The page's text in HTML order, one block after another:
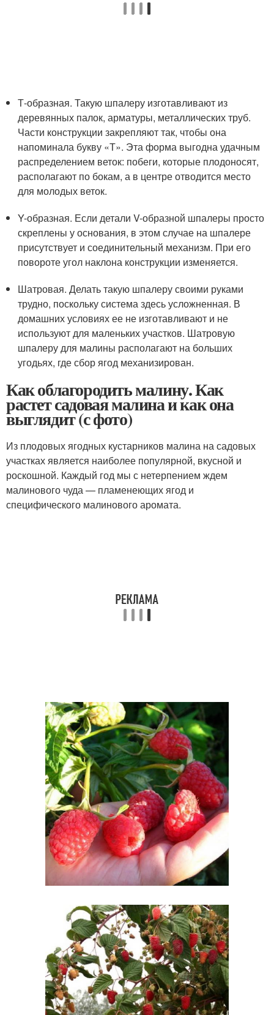
Т-образная. Такую шпалеру изготавливают из
деревянных палок, арматуры, металлических труб.
Части конструкции закрепляют так, чтобы она
напоминала букву «Т». Эта форма выгодна удачным
распределением веток: побеги, которые плодоносят,
располагают по бокам, а в центре отводится место
для молодых веток.
Y-образная. Если детали V-образной шпалеры просто
скреплены у основания, в этом случае на шпалере
присутствует и соединительный механизм. При его
повороте угол наклона конструкции изменяется.
Шатровая. Делать такую шпалеру своими руками
трудно, поскольку система здесь усложненная. В
домашних условиях ее не изготавливают и не
используют для маленьких участков. Шатровую
шпалеру для малины располагают на больших
угодьях, где сбор ягод механизирован.
Как облагородить малину. Как
растет садовая малина и как она
выглядит (с фото)
Из плодовых ягодных кустарников малина на садовых
участках является наиболее популярной, вкусной и
роскошной. Каждый год мы с нетерпением ждем
малинового чуда — пламенеющих ягод и
специфического малинового аромата.